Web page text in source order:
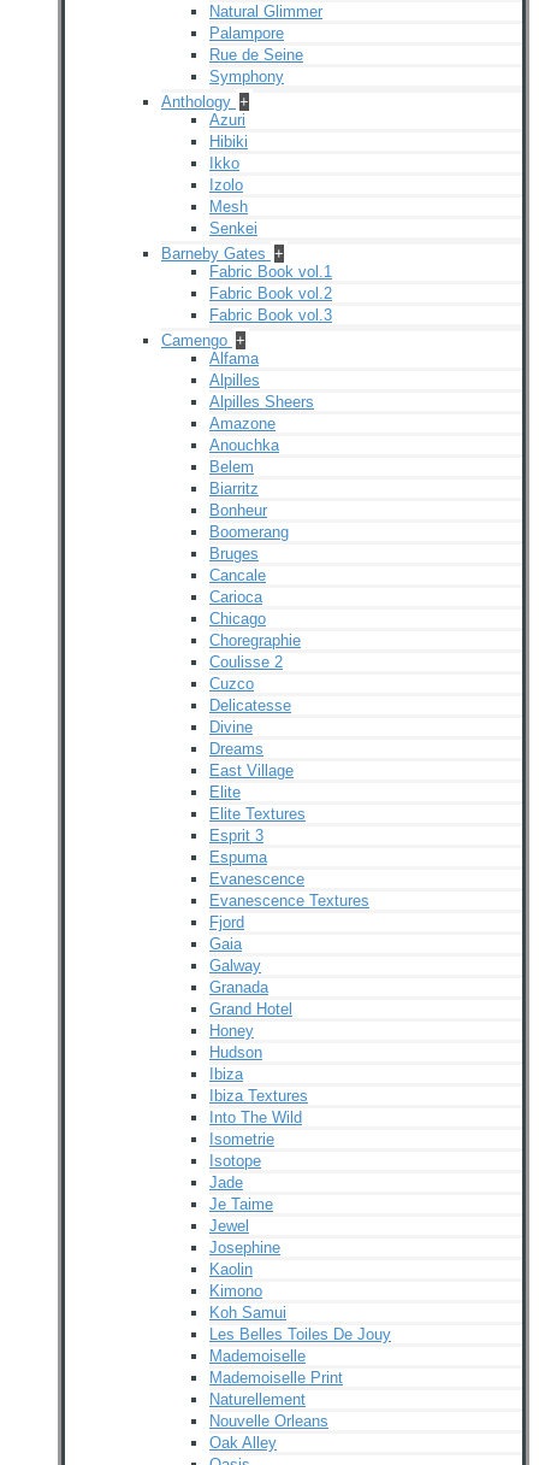
Natural Glimmer
Palampore
Rue de Seine
Symphony
Anthology +
Azuri
Hibiki
Ikko
Izolo
Mesh
Senkei
Barneby Gates +
Fabric Book vol.1
Fabric Book vol.2
Fabric Book vol.3
Camengo +
Alfama
Alpilles
Alpilles Sheers
Amazone
Anouchka
Belem
Biarritz
Bonheur
Boomerang
Bruges
Cancale
Carioca
Chicago
Choregraphie
Coulisse 2
Cuzco
Delicatesse
Divine
Dreams
East Village
Elite
Elite Textures
Esprit 3
Espuma
Evanescence
Evanescence Textures
Fjord
Gaia
Galway
Granada
Grand Hotel
Honey
Hudson
Ibiza
Ibiza Textures
Into The Wild
Isometrie
Isotope
Jade
Je Taime
Jewel
Josephine
Kaolin
Kimono
Koh Samui
Les Belles Toiles De Jouy
Mademoiselle
Mademoiselle Print
Naturellement
Nouvelle Orleans
Oak Alley